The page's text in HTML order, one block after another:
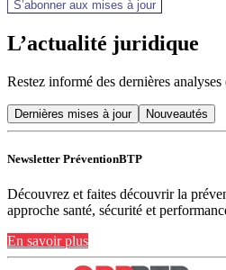
S’abonner aux mises à jour
L’actualité juridique
Restez informé des dernières
Dernières mises à jour Nouveautés
Newsletter PréventionBTP
Découvrez et faites découvrir la
approche santé, sécurité et
En savoir plus